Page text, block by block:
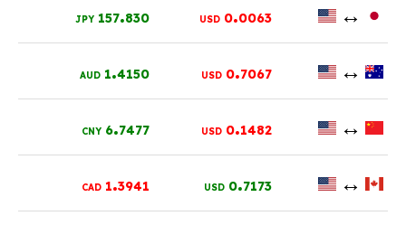
↔
0.0063
USD
157.830
JPY
↔
0.7067
USD
1.4150
AUD
↔
0.1482
USD
6.7477
CNY
↔
0.7173
USD
1.3941
CAD